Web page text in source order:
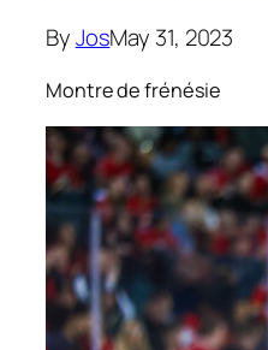
ByJosMay 31, 2023
Montre de frénésie